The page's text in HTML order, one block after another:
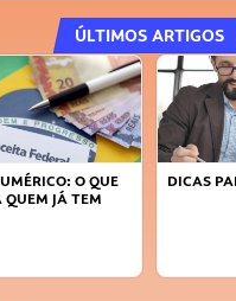
ÚLTIMOS ARTIGOS
CRÉDITO
FAÇA A